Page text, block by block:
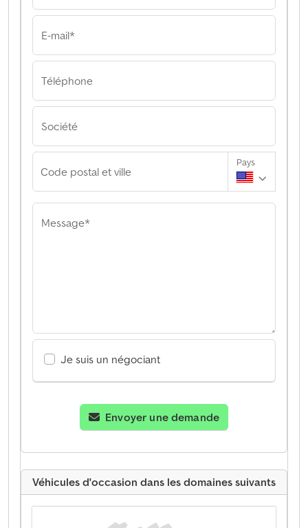
E-mail*
Téléphone
Société
Code postal et ville
Pays
Message*
Je suis un négociant
Envoyer une demande
Véhicules d'occasion dans les domaines suivants